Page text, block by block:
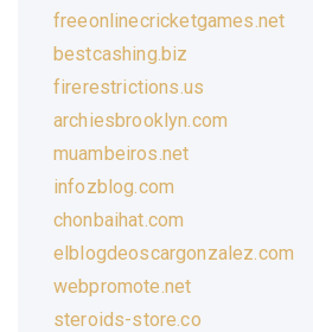
freeonlinecricketgames.net
bestcashing.biz
firerestrictions.us
archiesbrooklyn.com
muambeiros.net
infozblog.com
chonbaihat.com
elblogdeoscargonzalez.com
webpromote.net
steroids-store.co